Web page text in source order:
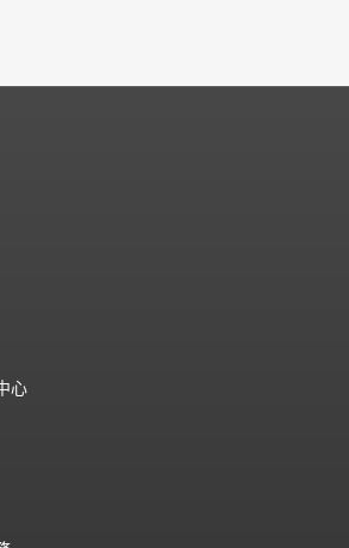
心